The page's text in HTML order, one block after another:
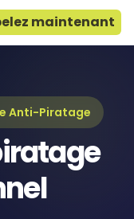
maintenant
Anti-Piratage